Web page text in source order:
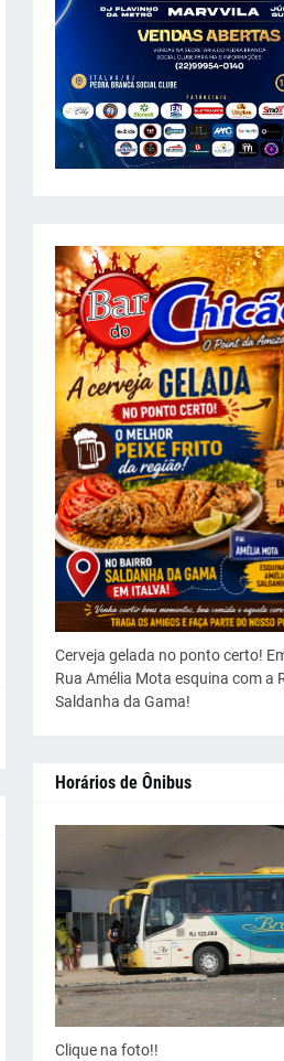
Cerveja gelada no ponto certo!
Rua Amélia Mota esquina com a
Saldanha da Gama!
Horários de Ônibus
Clique na foto!!